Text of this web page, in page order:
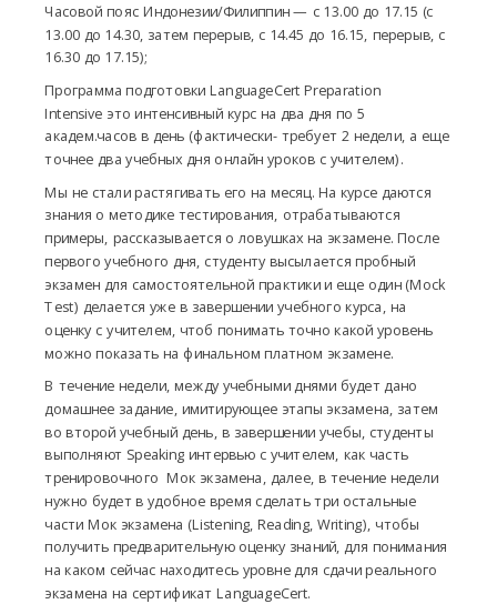
Часовой пояс Индонезии/Филиппин — с 13.00 до 17.15 (с
13.00 до 14.30, затем перерыв, с 14.45 до 16.15, перерыв, с
16.30 до 17.15);
Программа подготовки LanguageCert Preparation
Intensive это интенсивный курс на два дня по 5
академ.часов в день (фактически- требует 2 недели, а еще
точнее два учебных дня онлайн уроков с учителем).
Мы не стали растягивать его на месяц. На курсе даются
знания о методике тестирования, отрабатываются
примеры, рассказывается о ловушках на экзамене. После
первого учебного дня, студенту высылается пробный
экзамен для самостоятельной практики и еще один (Mock
Test) делается уже в завершении учебного курса, на
оценку с учителем, чтоб понимать точно какой уровень
можно показать на финальном платном экзамене.
В течение недели, между учебными днями будет дано
домашнее задание, имитирующее этапы экзамена, затем
во второй учебный день, в завершении учебы, студенты
выполняют Speaking интервью с учителем, как часть
тренировочного Мок экзамена, далее, в течение недели
нужно будет в удобное время сделать три остальные
части Мок экзамена (Listening, Reading, Writing), чтобы
получить предварительную оценку знаний, для понимания
на каком сейчас находитесь уровне для сдачи реального
экзамена на сертификат LanguageCert.